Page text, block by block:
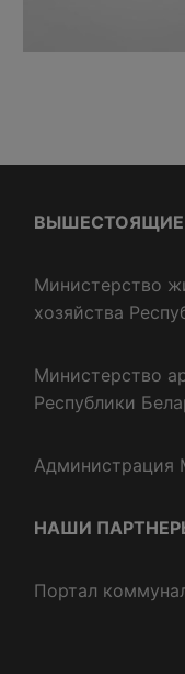
ВЫШЕСТОЯЩИЕ
Министерство
хозяйства
Министерство
Республики
Администрация
НАШИ
Портал